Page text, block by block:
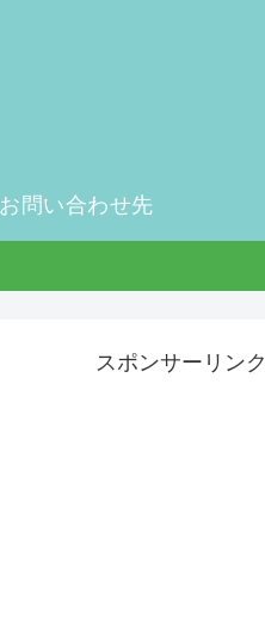
お問い合わせ先
スポンサーリンク